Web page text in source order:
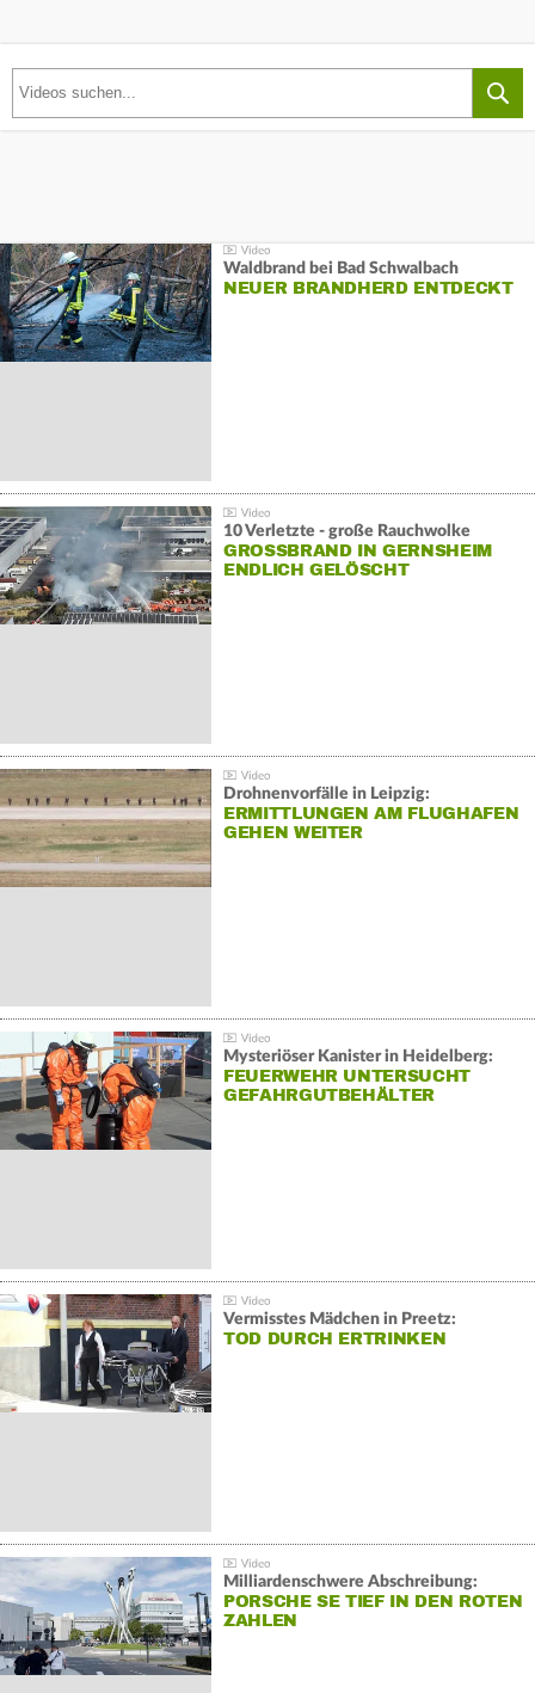
Waldbrand bei Bad Schwalbach
NEUER BRANDHERD ENTDECKT
10 Verletzte - große Rauchwolke
GROSSBRAND IN GERNSHEIM E
NDLICH GELÖSCHT
Drohnenvorfälle in Leipzig:
ERMITTLUNGEN AM FLUGHAFEN
GEHEN WEITER
Mysteriöser Kanister in Heidelberg:
FEUERWEHR UNTERSUCHT
GEFAHRGUTBEHÄLTER
Vermisstes Mädchen in Preetz:
TOD DURCH ERTRINKEN
Milliardenschwere Abschreibung:
PORSCHE SE TIEF IN DEN ROTEN
ZAHLEN